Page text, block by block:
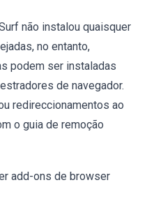
não instalou quaisquer
no entanto,
podem ser instaladas
de navegador.
redireccionamentos ao
o guia de remoção
add-ons de browser